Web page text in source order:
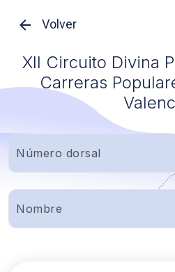
Volver
XII Circuito Divina
Carreras